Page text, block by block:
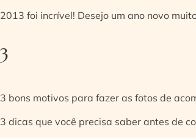
2013 foi incrível! Desejo um ano novo
3
3 bons motivos para fazer as fotos de
3 dicas que você precisa saber antes de